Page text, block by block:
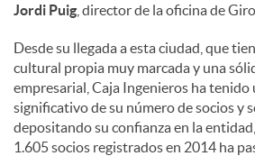
Jordi Puig , director de la oficina de
Desde su llegada a esta ciudad, que
cultural propia muy marcada y una
empresarial, Caja Ingenieros ha
significativo de su número de socios y
depositando su confianza en la
1.605 socios registrados en 2014 ha